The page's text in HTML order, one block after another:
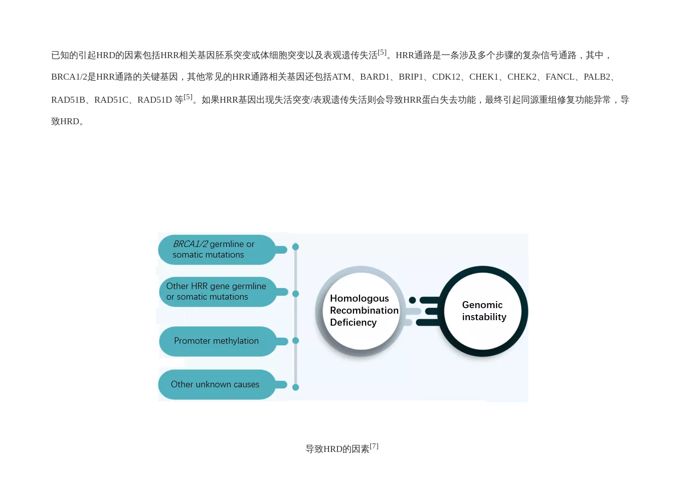
已知的引起HRD的因素包括HRR相关基因胚系突变或体细胞突变以及表观遗传失活[5]。HRR通路是一条涉及多个步骤的复杂信号通路，其中，
BRCA1/2是HRR通路的关键基因，其他常见的HRR通路相关基因还包括ATM、BARD1、BRIP1、CDK12、CHEK1、CHEK2、FANCL、PALB2、
RAD51B、RAD51C、RAD51D 等[5]。如果HRR基因出现失活突变/表观遗传失活则会导致HRR蛋白失去功能，最终引起同源重组修复功能异常，导
致HRD。
导致HRD的因素[7]